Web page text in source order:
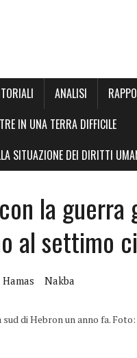
ANALISI
IN UNA TERRA DIFFICILE
SITUAZIONE DEI DIRITTI
la
al settimo
Hamas Nakba
di Hebron un anno fa.